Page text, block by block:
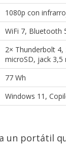
1080p con
WiFi 7, Bluetooth
2× Thunderbolt 4,
microSD, jack 3,5
77 Wh
Windows 11,
un portátil